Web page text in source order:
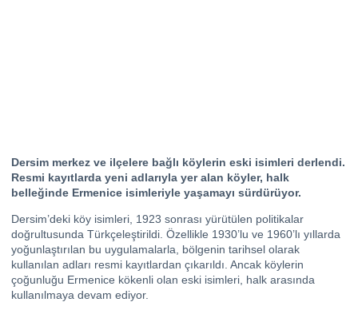
Dersim merkez ve ilçelere bağlı köylerin eski isimleri derlendi.
Resmi kayıtlarda yeni adlarıyla yer alan köyler, halk
belleğinde Ermenice isimleriyle yaşamayı sürdürüyor.
Dersim’deki köy isimleri, 1923 sonrası yürütülen politikalar
doğrultusunda Türkçeleştirildi. Özellikle 1930’lu ve 1960’lı yıllarda
yoğunlaştırılan bu uygulamalarla, bölgenin tarihsel olarak
kullanılan adları resmi kayıtlardan çıkarıldı. Ancak köylerin
çoğunluğu Ermenice kökenli olan eski isimleri, halk arasında
kullanılmaya devam ediyor.